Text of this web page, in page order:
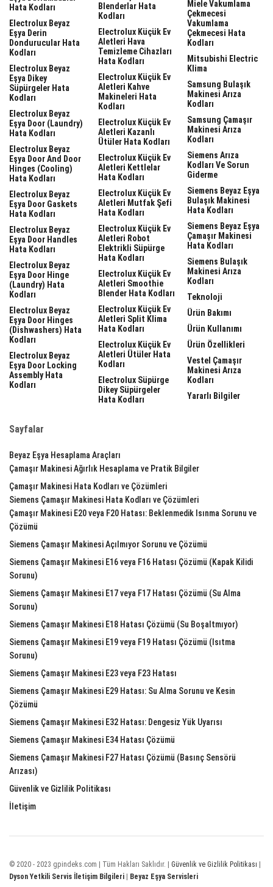
Hata Kodları
Electrolux Beyaz
Eşya Derin
Dondurucular Hata
Kodları
Electrolux Beyaz
Eşya Dikey
Süpürgeler Hata
Kodları
Electrolux Beyaz
Eşya Door (laundry)
Hata Kodları
Electrolux Beyaz
Eşya Door And Door
Hinges (cooling)
Hata Kodları
Electrolux Beyaz
Eşya Door Gaskets
Hata Kodları
Electrolux Beyaz
Eşya Door Handles
Hata Kodları
Electrolux Beyaz
Eşya Door Hinge
(laundry) Hata
Kodları
Electrolux Beyaz
Eşya Door Hinges
(dishwashers) Hata
Kodları
Electrolux Beyaz
Eşya Door Locking
Assembly Hata
Kodları
Blenderlar Hata
Kodları
Electrolux Küçük Ev
Aletleri Hava
Temizleme Cihazları
Hata Kodları
Electrolux Küçük Ev
Aletleri Kahve
Makineleri Hata
Kodları
Electrolux Küçük Ev
Aletleri Kazanlı
Ütüler Hata Kodları
Electrolux Küçük Ev
Aletleri Kettlelar
Hata Kodları
Electrolux Küçük Ev
Aletleri Mutfak Şefi
Hata Kodları
Electrolux Küçük Ev
Aletleri Robot
Elektrikli Süpürge
Hata Kodları
Electrolux Küçük Ev
Aletleri Smoothie
Blender Hata Kodları
Electrolux Küçük Ev
Aletleri Split Klima
Hata Kodları
Electrolux Küçük Ev
Aletleri Ütüler Hata
Kodları
Electrolux Süpürge
Dikey Süpürgeler
Hata Kodları
Miele Vakumlama
Çekmecesi
Vakumlama
Çekmecesi Hata
Kodları
Mitsubishi Electric
Klima
Samsung Bulaşık
Makinesi Arıza
Kodları
Samsung Çamaşır
Makinesi Arıza
Kodları
Siemens Arıza
Kodları Ve Sorun
Giderme
Siemens Beyaz Eşya
Bulaşık Makinesi
Hata Kodları
Siemens Beyaz Eşya
Çamaşır Makinesi
Hata Kodları
Siemens Bulaşık
Makinesi Arıza
Kodları
Teknoloji
Ürün Bakımı
Ürün Kullanımı
Ürün Özellikleri
Vestel Çamaşır
Makinesi Arıza
Kodları
Yararlı Bilgiler
Sayfalar
Beyaz Eşya Hesaplama Araçları
Çamaşır Makinesi Ağırlık Hesaplama ve Pratik Bilgiler
Çamaşır Makinesi Hata Kodları ve Çözümleri
Siemens Çamaşır Makinesi Hata Kodları ve Çözümleri
Çamaşır Makinesi E20 veya F20 Hatası: Beklenmedik Isınma Sorunu ve
Çözümü
Siemens Çamaşır Makinesi Açılmıyor Sorunu ve Çözümü
Siemens Çamaşır Makinesi E16 veya F16 Hatası Çözümü (Kapak Kilidi
Sorunu)
Siemens Çamaşır Makinesi E17 veya F17 Hatası Çözümü (Su Alma
Sorunu)
Siemens Çamaşır Makinesi E18 Hatası Çözümü (Su Boşaltmıyor)
Siemens Çamaşır Makinesi E19 veya F19 Hatası Çözümü (Isıtma
Sorunu)
Siemens Çamaşır Makinesi E23 veya F23 Hatası
Siemens Çamaşır Makinesi E29 Hatası: Su Alma Sorunu ve Kesin
Çözümü
Siemens Çamaşır Makinesi E32 Hatası: Dengesiz Yük Uyarısı
Siemens Çamaşır Makinesi E34 Hatası Çözümü
Siemens Çamaşır Makinesi F27 Hatası Çözümü (Basınç Sensörü
Arızası)
Güvenlik ve Gizlilik Politikası
İletişim
© 2020 - 2023 gpindeks.com | Tüm Hakları Saklıdır. | Güvenlik ve Gizlilik Politikası
Dyson Yetkili Servis İletişim Bilgileri
Beyaz Eşya Servisleri